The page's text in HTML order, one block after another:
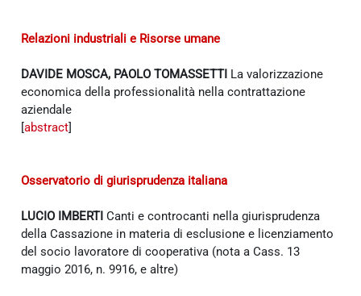
Relazioni industriali e Risorse umane
DAVIDE MOSCA, PAOLO TOMASSETTI La valorizzazione
economica della professionalità nella contrattazione
aziendale
[abstract]
Osservatorio di giurisprudenza italiana
LUCIO IMBERTI Canti e controcanti nella giurisprudenza
della Cassazione in materia di esclusione e licenziamento
del socio lavoratore di cooperativa (nota a Cass. 13
maggio 2016, n. 9916, e altre)